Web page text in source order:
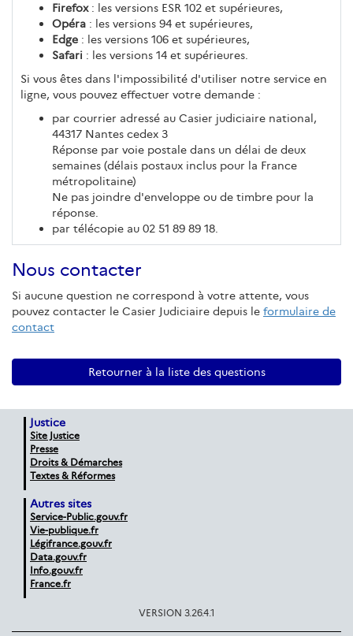
Firefox: les versions ESR 102 et supérieures,
Opéra : les versions 94 et supérieures,
Edge : les versions 106 et supérieures,
Safari : les versions 14 et supérieures.
Si vous êtes dans l'impossibilité d'utiliser notre service en
ligne, vous pouvez effectuer votre demande :
par courrier adressé au Casier judiciaire national,
44317 Nantes cedex 3
Réponse par voie postale dans un délai de deux
semaines (délais postaux inclus pour la France
métropolitaine)
Ne pas joindre d'enveloppe ou de timbre pour la
réponse.
par télécopie au 02 51 89 89 18.
Nous contacter
Si aucune question ne correspond à votre attente, vous
pouvez contacter le Casier Judiciaire depuis le formulaire de
contact
Retourner à la liste des questions
Justice
Site Justice
Presse
Droits & Démarches
Textes & Réformes
Autres sites
Service-Public.gouv.fr
Vie-publique.fr
Légifrance.gouv.fr
Data.gouv.fr
Info.gouv.fr
France.fr
VERSION 3.26.4.1